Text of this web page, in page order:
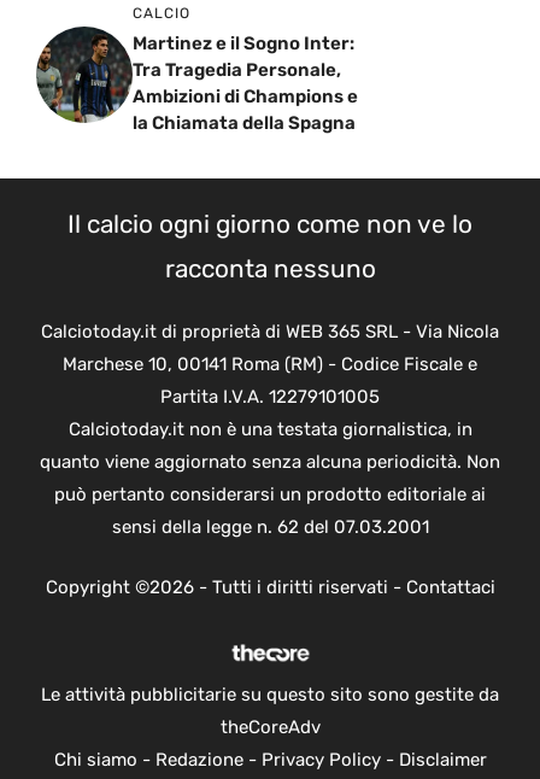
CALCIO
Martinez e il Sogno Inter:
Tra Tragedia Personale,
Ambizioni di Champions e
la Chiamata della Spagna
Il calcio ogni giorno come non ve lo
racconta nessuno
Calciotoday.it di proprietà di WEB 365 SRL - Via Nicola
Marchese 10, 00141 Roma (RM) - Codice Fiscale e
Partita I.V.A. 12279101005
Calciotoday.it non è una testata giornalistica, in
quanto viene aggiornato senza alcuna periodicità. Non
può pertanto considerarsi un prodotto editoriale ai
sensi della legge n. 62 del 07.03.2001
Copyright ©2026 - Tutti i diritti riservati - Contattaci
Le attività pubblicitarie su questo sito sono gestite da
theCoreAdv
Chi siamo - Redazione- Privacy Policy- Disclaimer